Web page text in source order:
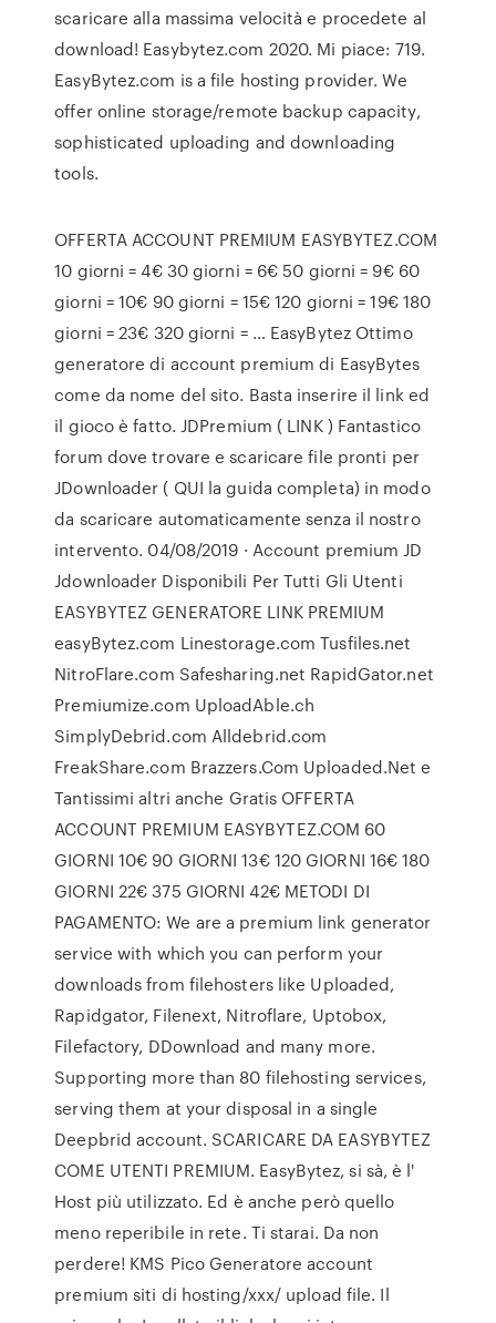
scaricare alla massima velocità e procedete al
download! Easybytez.com 2020. Mi piace: 719.
EasyBytez.com is a file hosting provider. We
offer online storage/remote backup capacity,
sophisticated uploading and downloading
tools.
OFFERTA ACCOUNT PREMIUM EASYBYTEZ.COM
10 giorni = 4€ 30 giorni = 6€ 50 giorni = 9€ 60
giorni = 10€ 90 giorni = 15€ 120 giorni = 19€ 180
giorni = 23€ 320 giorni = … EasyBytez Ottimo
generatore di account premium di EasyBytes
come da nome del sito. Basta inserire il link ed
il gioco è fatto. JDPremium ( LINK ) Fantastico
forum dove trovare e scaricare file pronti per
JDownloader ( QUI la guida completa) in modo
da scaricare automaticamente senza il nostro
intervento. 04/08/2019 · Account premium JD
Jdownloader Disponibili Per Tutti Gli Utenti
EASYBYTEZ GENERATORE LINK PREMIUM
easyBytez.com Linestorage.com Tusfiles.net
NitroFlare.com Safesharing.net RapidGator.net
Premiumize.com UploadAble.ch
SimplyDebrid.com Alldebrid.com
FreakShare.com Brazzers.Com Uploaded.Net e
Tantissimi altri anche Gratis OFFERTA
ACCOUNT PREMIUM EASYBYTEZ.COM 60
GIORNI 10€ 90 GIORNI 13€ 120 GIORNI 16€ 180
GIORNI 22€ 375 GIORNI 42€ METODI DI
PAGAMENTO: We are a premium link generator
service with which you can perform your
downloads from filehosters like Uploaded,
Rapidgator, Filenext, Nitroflare, Uptobox,
Filefactory, DDownload and many more.
Supporting more than 80 filehosting services,
serving them at your disposal in a single
Deepbrid account. SCARICARE DA EASYBYTEZ
COME UTENTI PREMIUM. EasyBytez, si sà, è l'
Host più utilizzato. Ed è anche però quello
meno reperibile in rete. Ti starai. Da non
perdere! KMS Pico Generatore account
premium siti di hosting/xxx/ upload file. Il